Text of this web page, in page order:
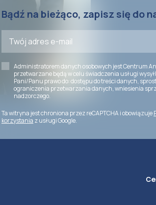
Bądź na bieżąco, zapisz się do
Administratorem danych osobowych jest Centrum
przetwarzane będą w celu świadczenia usługi
Pani/Panu prawo do: dostępu do treści danych,
ograniczenia przetwarzania danych, wniesienia
nadzorczego.
Ta witryna jest chroniona przez reCAPTCHA i obowiązuje
korzystania z usługi Google.